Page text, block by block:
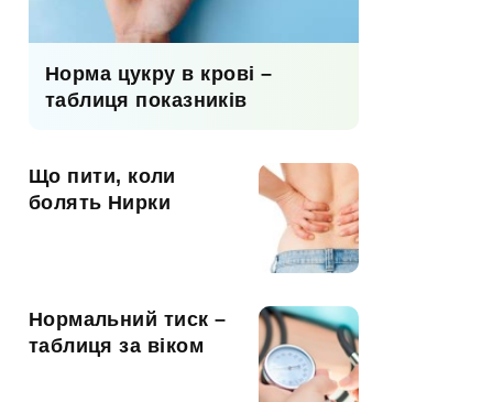
Норма цукру в крові –
таблиця показників
Що пити, коли
болять Нирки
Нормальний тиск –
таблиця за віком